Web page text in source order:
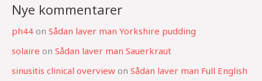
Nye kommentarer
ph44 on Sådan laver man Yorkshire pudding
solaire on Sådan laver man Sauerkraut
sinusitis clinical overview on Sådan laver man Full English